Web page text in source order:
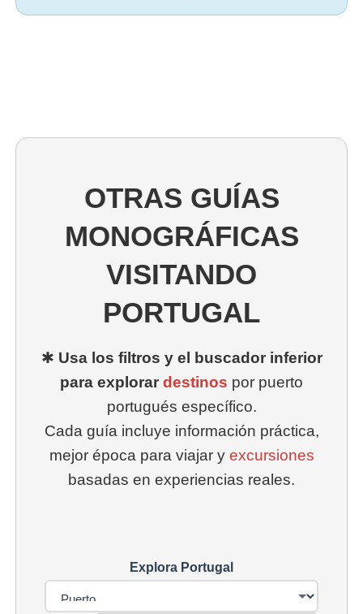
OTRAS GUÍAS
MONOGRÁFICAS
VISITANDO
PORTUGAL
✱ Usa los filtros y el buscador inferior
para explorar destinos por puerto
portugués específico.
Cada guía incluye información práctica,
mejor época para viajar y excursiones
basadas en experiencias reales.
Explora Portugal